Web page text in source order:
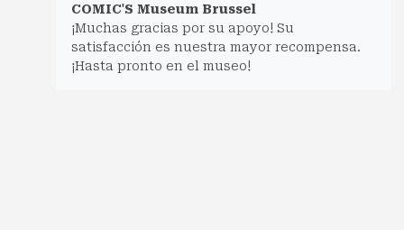
COMIC'S Museum Brussel
¡Muchas gracias por su apoyo! Su
satisfacción es nuestra mayor recompensa.
¡Hasta pronto en el museo!